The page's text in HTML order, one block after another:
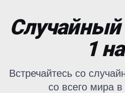
Случайный
1
Встречайтесь со
со всего мира